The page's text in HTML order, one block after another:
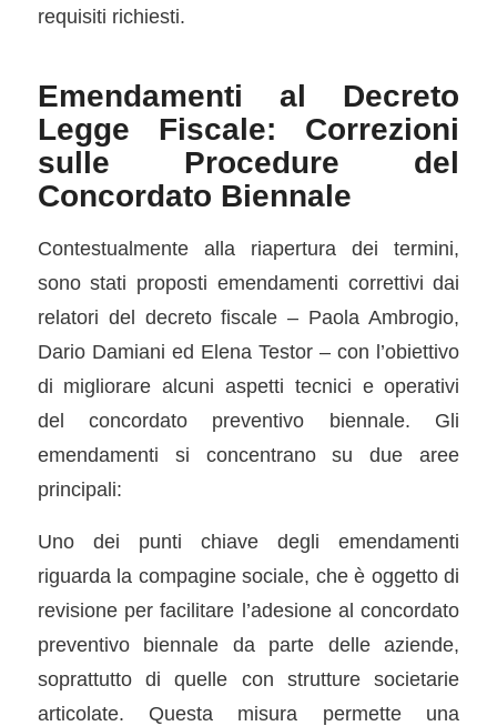
requisiti richiesti.
Emendamenti al Decreto
Legge Fiscale: Correzioni
sulle Procedure del
Concordato Biennale
Contestualmente alla riapertura dei termini,
sono stati proposti emendamenti correttivi dai
relatori del decreto fiscale – Paola Ambrogio,
Dario Damiani ed Elena Testor – con l’obiettivo
di migliorare alcuni aspetti tecnici e operativi
del concordato preventivo biennale. Gli
emendamenti si concentrano su due aree
principali:
Uno dei punti chiave degli emendamenti
riguarda la compagine sociale, che è oggetto di
revisione per facilitare l’adesione al concordato
preventivo biennale da parte delle aziende,
soprattutto di quelle con strutture societarie
articolate. Questa misura permette una